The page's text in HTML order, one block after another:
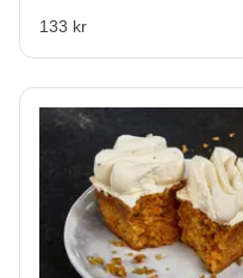
133 kr